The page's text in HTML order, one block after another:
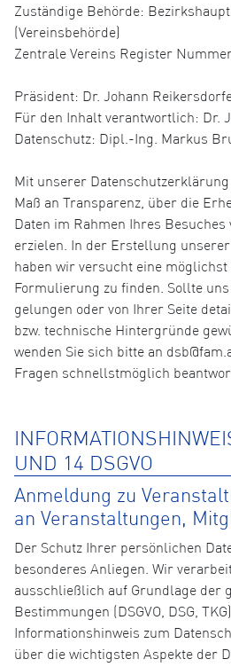
Zuständige Behörde:
(Vereinsbehörde)
Zentrale Vereins Register
Präsident: Dr. Johann
Für den Inhalt verantwortlich: Dr.
Datenschutz: Dipl.-Ing. Markus
Mit unserer
Maß an Transparenz, über die
Daten im Rahmen Ihres Besuches
erzielen. In der Erstellung
haben wir versucht eine
Formulierung zu finden. Sollte
gelungen oder von Ihrer Seite
bzw. technische Hintergründe
wenden Sie sich bitte an
Fragen schnellstmöglich
UND 14 DSGVO
Anmeldung zu
an Veranstaltungen,
Der Schutz Ihrer persönlichen
besonderes Anliegen. Wir
ausschließlich auf Grundlage der
Bestimmungen (DSGVO, DSG,
Informationshinweis zum
über die wichtigsten Aspekte der